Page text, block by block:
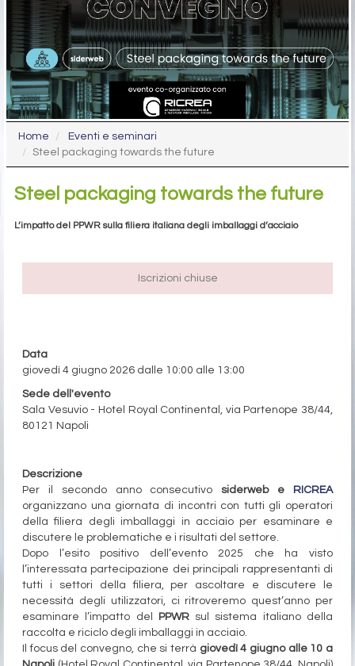
Home
Eventi e seminari
Steel packaging towards the future
Steel packaging towards the future
L’impatto del PPWR sulla filiera italiana degli imballaggi d’acciaio
Iscrizioni chiuse
Data
giovedì 4 giugno 2026 dalle 10:00 alle 13:00
Sede dell'evento
Sala Vesuvio - Hotel Royal Continental, via Partenope 38/44,
80121 Napoli
Descrizione
Per il secondo anno consecutivosiderweb e
RICREA
organizzano una giornata di incontri con tutti gli operatori
della filiera degli imballaggi in acciaio per esaminare e
discutere le problematiche e i risultati del settore.
Dopo l’esito positivo dell’evento 2025 che ha visto
l’interessata partecipazione dei principali rappresentanti di
tutti i settori della filiera, per ascoltare e discutere le
necessità degli utilizzatori, ci ritroveremo quest’anno per
esaminare l’impatto del
PPWRsul sistema italiano della
raccolta e riciclo degli imballaggi in acciaio.
Il focus del convegno, che si terrà giovedì 4 giugno alle 10 a